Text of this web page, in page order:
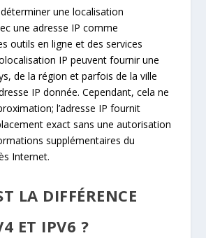
une localisation
une adresse IP comme
outils en ligne et des services
IP peuvent fournir une
de la région et parfois de la ville
IP donnée. Cependant, cela ne
l’adresse IP fournit
exact sans une autorisation
supplémentaires du
Internet.
LA DIFFÉRENCE
ET IPV6 ?